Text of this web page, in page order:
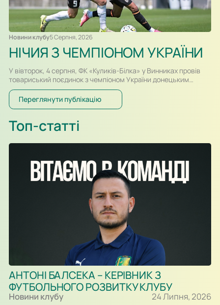
Новини клубу5 Серпня, 2026
НІЧИЯ З ЧЕМПІОНОМ УКРАЇНИ
У вівторок, 4 серпня, ФК «Куликів-Білка» у Винниках провів
товариський поєдинок з чемпіоном України донецьким
«Шахтарем». Перший тайм спарингу, який відбувався у
форматі два тайми по 30-ть хвилин, проходив за переваги
гравців «Шахтаря», які більше контролювали м’яч і частіше
Олександра Караваєва м’яч потрапив у стійку воріт…
Переглянути публікацію
Топ-статті
АНТОНІ БАЛСЕКА – КЕРІВНИК З
ФУТБОЛЬНОГО РОЗВИТКУ КЛУБУ
Новини клубу 24 Липня, 2026